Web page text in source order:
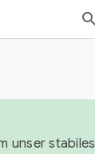
unser stabiles